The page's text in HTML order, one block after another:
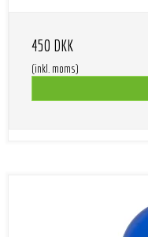
450 DKK
(inkl. moms)